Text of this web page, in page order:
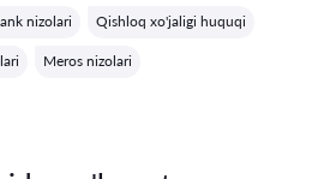
nizolari Qishloq xo'jaligi huquqi
Meros nizolari